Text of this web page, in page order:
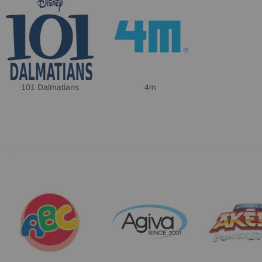
101 Dalmatians 4m